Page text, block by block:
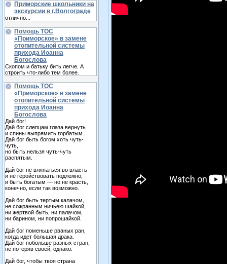
Приморские школьники на
экскурсии в г.Волгограде
отлично...
Помощь ТОС
«Приморское» в замене
отопительной системы
прихода Иоанна
Богослова
Скопом и батьку бить легче. А
строить что-либо тем более.
Помощь ТОС
«Приморское» в замене
отопительной системы
прихода Иоанна
Богослова
Дай бог!
Дай бог слепцам глаза вернуть
и спины выпрямить горбатым.
Дай бог быть богом хоть чуть-
чуть,
но быть нельзя чуть-чуть
распятым.
Дай бог не вляпаться во власть
и не геройствовать подложно,
и быть богатым — но не красть,
конечно, если так возможно.
Дай бог быть тертым калачом,
не сожранным ничьею шайкой,
ни жертвой быть, ни палачом,
ни барином, ни попрошайкой.
Дай бог поменьше рваных ран,
когда идет большая драка.
Дай бог побольше разных стран,
не потеряв своей, однако.
Дай бог, чтобы твоя страна